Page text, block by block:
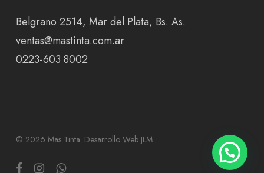
Belgrano 2514, Mar del Plata, Bs. As.
ventas@mastinta.com.ar
0223-603 8002
© 2026 Mas Tinta. Desarrollo Web JLM
facebookinstagramwhatsapp